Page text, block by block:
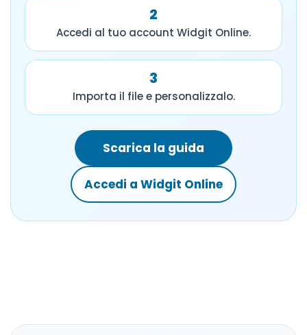
2
Accedi al tuo account Widgit Online.
3
Importa il file e personalizzalo.
Scarica la guida
Accedi a Widgit Online